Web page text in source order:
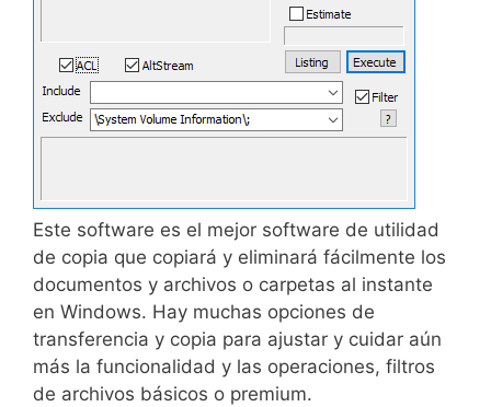
Este software es el mejor software de utilidad
de copia que copiará y eliminará fácilmente los
documentos y archivos o carpetas al instante
en Windows. Hay muchas opciones de
transferencia y copia para ajustar y cuidar aún
más la funcionalidad y las operaciones, filtros
de archivos básicos o premium.